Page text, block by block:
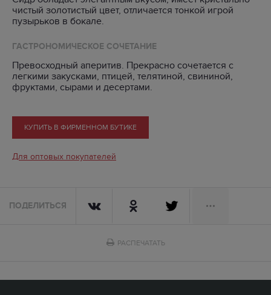
чистый золотистый цвет, отличается тонкой игрой
пузырьков в бокале.
ГАСТРОНОМИЧЕСКОЕ СОЧЕТАНИЕ
Превосходный аперитив. Прекрасно сочетается с
легкими закусками, птицей, телятиной, свининой,
фруктами, сырами и десертами.
КУПИТЬ В ФИРМЕННОМ БУТИКЕ
Для оптовых покупателей
ПОДЕЛИТЬСЯ
РАСПЕЧАТАТЬ